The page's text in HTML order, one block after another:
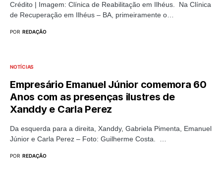
Crédito | Imagem: Clínica de Reabilitação em Ilhéus. Na Clínica
de Recuperação em Ilhéus – BA, primeiramente o…
POR REDAÇÃO
NOTÍCIAS
Empresário Emanuel Júnior comemora 60
Anos com as presenças ilustres de
Xanddy e Carla Perez
Da esquerda para a direita, Xanddy, Gabriela Pimenta, Emanuel
Júnior e Carla Perez – Foto: Guilherme Costa. …
POR REDAÇÃO